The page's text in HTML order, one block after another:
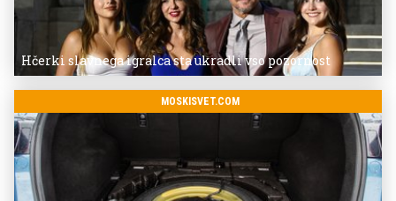
Hčerki slavnega igralca sta ukradli vso pozornost
MOSKISVET.COM